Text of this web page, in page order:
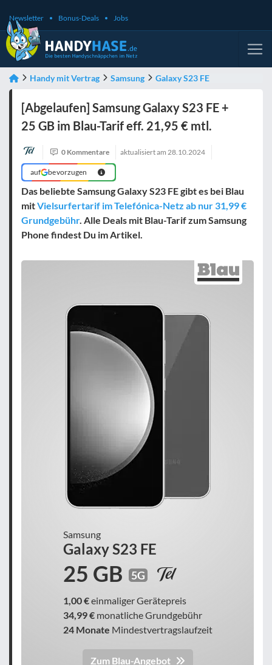
Newsletter Bonus-Deals Jobs
Handy mit Vertrag Samsung Galaxy S23 FE
[Abgelaufen] Samsung Galaxy S23 FE +
25 GB im Blau-Tarif eff. 21,95 € mtl.
0 Kommentare aktualisiert am28.10.2024
auf bevorzugen
Das beliebte Samsung Galaxy S23 FE gibt es bei Blau
mitVielsurfertarif im Telefónica-Netz ab nur 31,99 €
Grundgebühr. Alle Deals mit Blau-Tarif zum Samsung
Phone findest Du im Artikel.
Samsung
Galaxy S23 FE
25 GB 5G
1,00 €einmaliger Gerätepreis
34,99 € monatliche Grundgebühr
24 Monate Mindestvertragslaufzeit
Zum Blau-Angebot